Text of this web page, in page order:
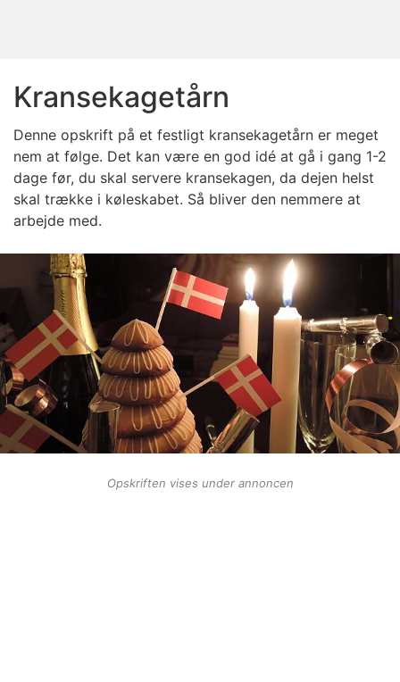
Kransekagetårn
Denne opskrift på et festligt kransekagetårn er meget
nem at følge. Det kan være en god idé at gå i gang 1-2
dage før, du skal servere kransekagen, da dejen helst
skal trække i køleskabet. Så bliver den nemmere at
arbejde med.
Opskriften vises under annoncen